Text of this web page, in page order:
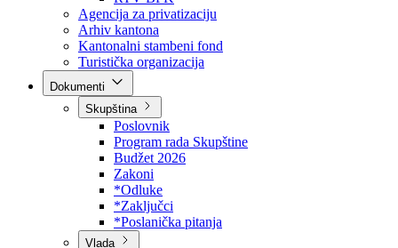
Javna preduzeća
BPK šume
RTV BPK
Agencija za privatizaciju
Arhiv kantona
Kantonalni stambeni fond
Turistička organizacija
Skupština
Poslovnik
Program rada Skupštine
Budžet 2026
Zakoni
*Odluke